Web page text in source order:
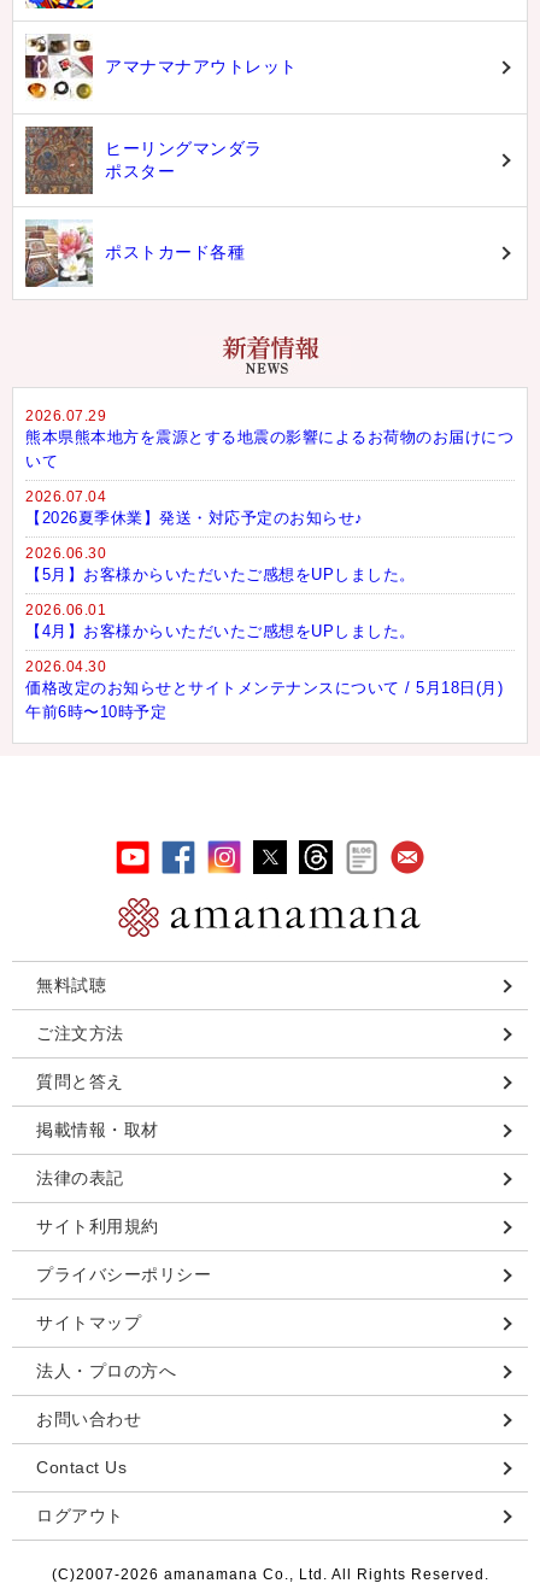
亡命チベット人尼僧のお守り・数珠・チャーム
アマナマナアウトレット
ポストカード各種
2026.07.29
熊本県熊本地方を震源とする地震の影響によるお荷物のお届けにつ
いて
2026.07.04
【2026夏季休業】発送・対応予定のお知らせ♪
2026.06.30
【5月】お客様からいただいたご感想をUPしました。
2026.06.01
【4月】お客様からいただいたご感想をUPしました。
2026.04.30
無料試聴
ご注文方法
質問と答え
掲載情報・取材
法律の表記
サイト利用規約
プライバシーポリシー
サイトマップ
法人・プロの方へ
お問い合わせ
Contact Us